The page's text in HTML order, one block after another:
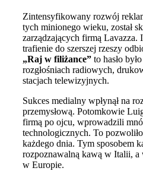
Zintensyfikowany rozwój
tych minionego wieku, został
zarządzających firmą Lavazza.
trafienie do szerszej rzeszy
„Raj w filiżance” to hasło
rozgłośniach radiowych,
stacjach telewizyjnych.
Sukces medialny wpłynął na
przemysłową. Potomkowie
firmą po ojcu, wprowadzili
technologicznych. To
każdego dnia. Tym sposobem
rozpoznawalną kawą w Italii, a
w Europie.